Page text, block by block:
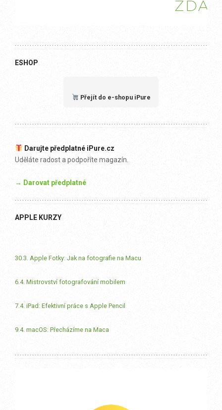
ESHOP
Přejít do e-shopu iPure
Darujte předplatné iPure.cz
Uděláte radost a podpoříte magazín.
→ Darovat předplatné
APPLE KURZY
30.3. Apple Fotky: Jak na fotografie na Macu
6.4. Mistrovství fotografování mobilem
7.4. iPad: Efektivní práce s Apple Pencil
9.4. macOS: Přecházíme na Maca